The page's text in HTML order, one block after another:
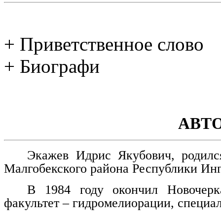
+ Приветственное слово
+ Биографи
Экажев Идрис Якубович,
Малгобекского района Республики
В 1984 году окончил
факультет – гидромелиорации,